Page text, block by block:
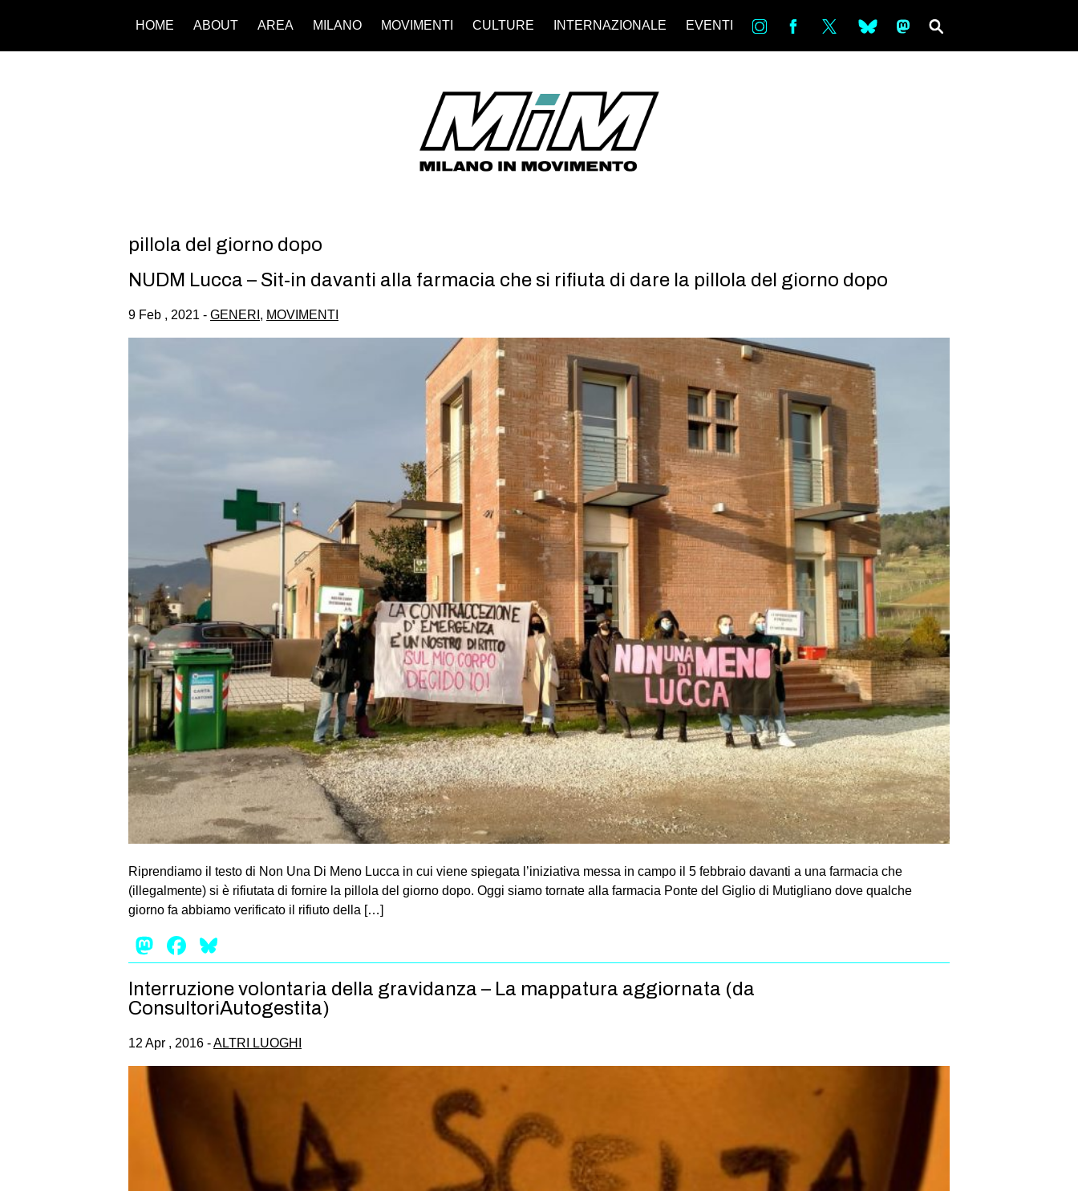
HOME ABOUT AREA MILANO MOVIMENTI CULTURE INTERNAZIONALE EVENTI in bsky ms
pillola del giorno dopo
NUDM Lucca – Sit-in davanti alla farmacia che si rifiuta di dare la pillola del giorno dopo
9 Feb , 2021 - GENERI , MOVIMENTI
Riprendiamo il testo di Non Una Di Meno Lucca in cui viene spiegata l’iniziativa messa in campo il 5 febbraio davanti a una farmacia che
(illegalmente) si è rifiutata di fornire la pillola del giorno dopo. Oggi siamo tornate alla farmacia Ponte del Giglio di Mutigliano dove qualche
giorno fa abbiamo verificato il rifiuto della […]
Mastodon
Facebook
Interruzione volontaria della gravidanza – La mappatura aggiornata (da
ConsultoriAutogestita)
12 Apr , 2016 -ALTRI LUOGHI